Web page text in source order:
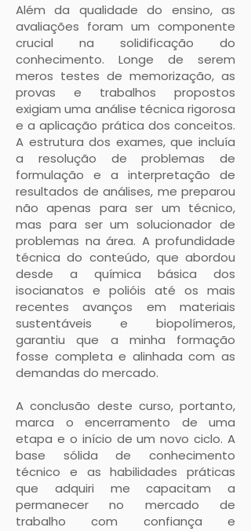
Além da qualidade do ensino, as
avaliações foram um componente
crucial na solidificação do
conhecimento. Longe de serem
meros testes de memorização, as
provas e trabalhos propostos
exigiam uma análise técnica rigorosa
e a aplicação prática dos conceitos.
A estrutura dos exames, que incluía
a resolução de problemas de
formulação e a interpretação de
resultados de análises, me preparou
não apenas para ser um técnico,
mas para ser um solucionador de
problemas na área. A profundidade
técnica do conteúdo, que abordou
desde a química básica dos
isocianatos e polióis até os mais
recentes avanços em materiais
sustentáveis e biopolímeros,
garantiu que a minha formação
fosse completa e alinhada com as
demandas do mercado.
A conclusão deste curso, portanto,
marca o encerramento de uma
etapa e o início de um novo ciclo. A
base sólida de conhecimento
técnico e as habilidades práticas
que adquiri me capacitam a
permanecer no mercado de
trabalho com confiança e